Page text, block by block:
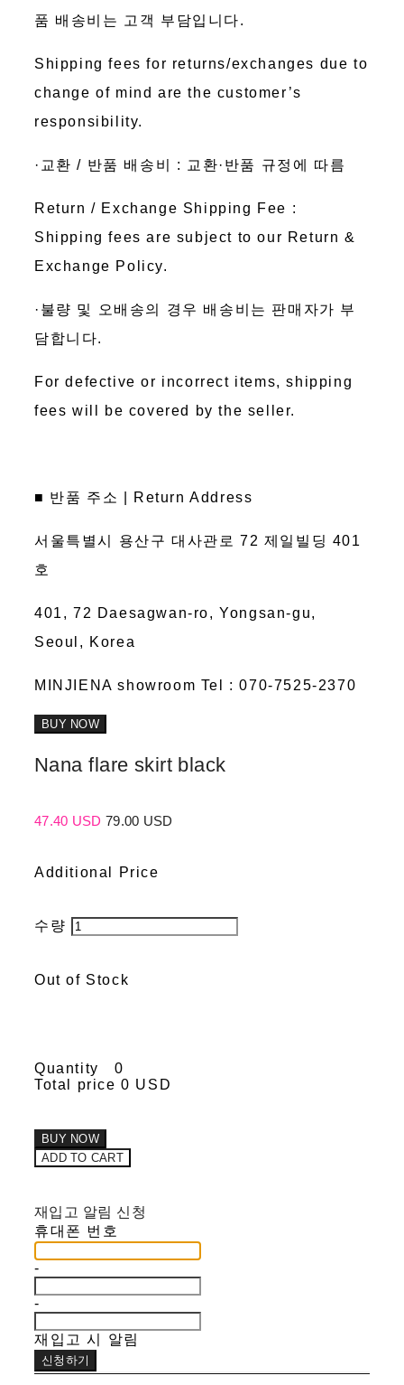
품 배송비는 고객 부담입니다.
Shipping fees for returns/exchanges due to
change of mind are the customer’s
responsibility.
·교환 / 반품 배송비 : 교환·반품 규정에 따름
Return / Exchange Shipping Fee :
Shipping fees are subject to our Return &
Exchange Policy.
·불량 및 오배송의 경우 배송비는 판매자가 부
담합니다.
For defective or incorrect items, shipping
fees will be covered by the seller.
■ 반품 주소 | Return Address
서울특별시 용산구 대사관로 72 제일빌딩 401
호
401, 72 Daesagwan-ro, Yongsan-gu,
Seoul, Korea
MINJIENA showroom Tel : 070-7525-2370
BUY NOW
Nana flare skirt black
47.40 USD 79.00 USD
Additional Price
수량
Out of Stock
Quantity
0
Total price 0 USD
BUY NOW
ADD TO CART
재입고 알림 신청
휴대폰 번호
-
-
재입고 시 알림
신청하기